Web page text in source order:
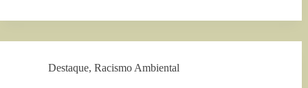
Destaque, Racismo Ambiental